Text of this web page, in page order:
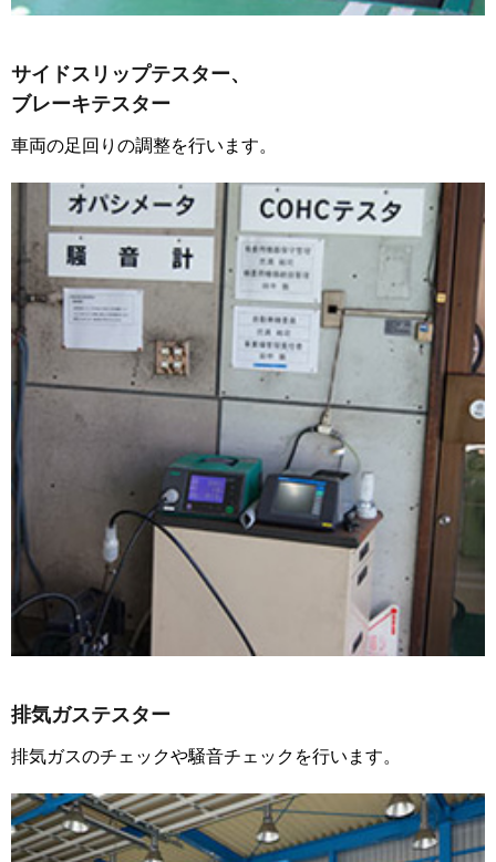
サイドスリップテスター、
ブレーキテスター
車両の足回りの調整を行います。
排気ガステスター
排気ガスのチェックや騒音チェックを行います。